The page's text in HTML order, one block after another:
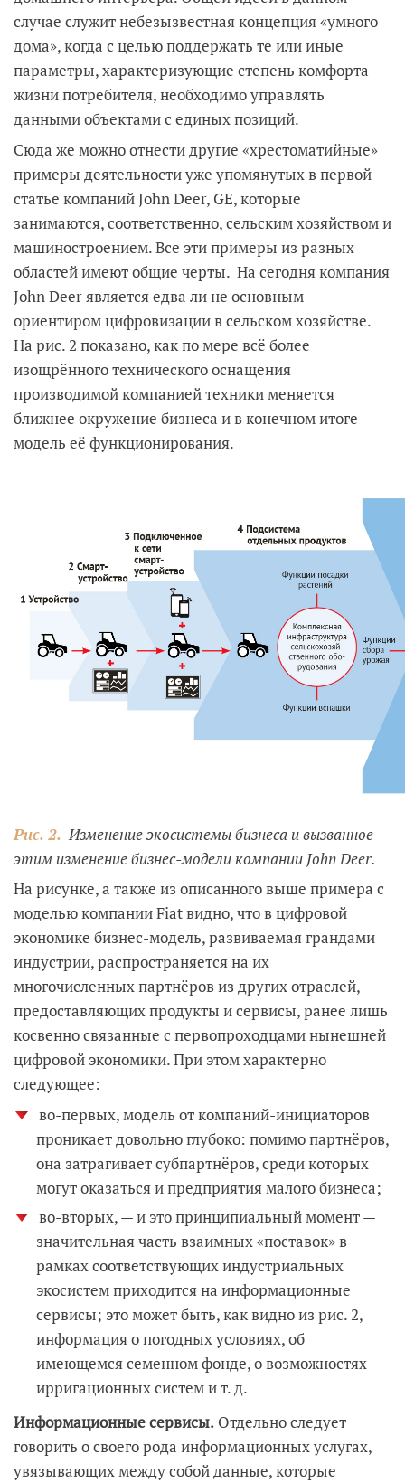
случае служит небезызвестная концепция «умного
дома», когда с целью поддержать те или иные
параметры, характеризующие степень комфорта
жизни потребителя, необходимо управлять
данными объектами с единых позиций.
Сюда же можно отнести другие «хрестоматийные»
примеры деятельности уже упомянутых в первой
статье компаний John Deer, GE, которые
занимаются, соответственно, сельским хозяйством и
машиностроением. Все эти примеры из разных
областей имеют общие черты. На сегодня компания
John Deer является едва ли не основным
ориентиром цифровизации в сельском хозяйстве.
На рис. 2 показано, как по мере всё более
изощрённого технического оснащения
производимой компанией техники меняется
ближнее окружение бизнеса и в конечном итоге
модель её функционирования.
Рис. 2. Изменение экосистемы бизнеса и вызванное
этим изменение бизнес-модели компании John Deer.
На рисунке, а также из описанного выше примера с
моделью компании Fiat видно, что в цифровой
экономике бизнес-модель, развиваемая грандами
индустрии, распространяется на их
многочисленных партнёров из других отраслей,
предоставляющих продукты и сервисы, ранее лишь
косвенно связанные с первопроходцами нынешней
цифровой экономики. При этом характерно
следующее:
во-первых, модель от компаний-инициаторов
проникает довольно глубоко: помимо партнёров,
она затрагивает субпартнёров, среди которых
могут оказаться и предприятия малого бизнеса;
во-вторых, — и это принципиальный момент —
значительная часть взаимных «поставок» в
рамках соответствующих индустриальных
экосистем приходится на информационные
сервисы; это может быть, как видно из рис. 2,
информация о погодных условиях, об
имеющемся семенном фонде, о возможностях
ирригационных систем и т. д.
Информационные сервисы. Отдельно следует
говорить о своего рода информационных услугах,
увязывающих между собой данные, которые